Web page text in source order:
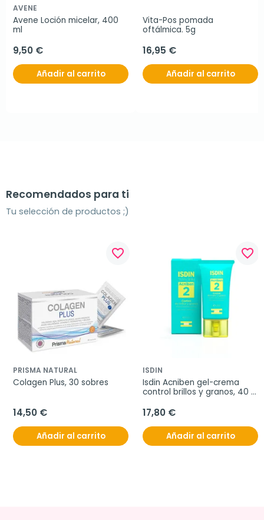
AVENE
Avene Loción micelar, 400
ml
9,50 €
Añadir al carrito
Vita-Pos pomada
oftálmica. 5g
16,95 €
Añadir al carrito
Recomendados para ti
Tu selección de productos ;)
favorite_border
PRISMA NATURAL
Colagen Plus, 30 sobres
14,50 €
Añadir al carrito
favorite_border
ISDIN
Isdin Acniben gel-crema
control brillos y granos, 40
17,80 €
Añadir al carrito